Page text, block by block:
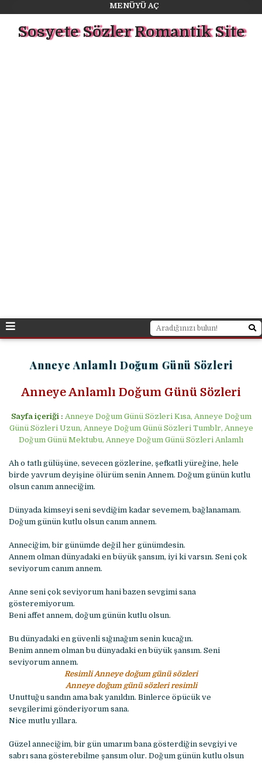
MENÜYÜ AÇ
Sosyete Sözler Romantik Site
Anneye Anlamlı Doğum Günü Sözleri
Anneye Anlamlı Doğum Günü Sözleri
Sayfa içeriği : Anneye Doğum Günü Sözleri Kısa, Anneye Doğum
Günü Sözleri Uzun, Anneye Doğum Günü Sözleri Tumblr, Anneye
Doğum Günü Mektubu, Anneye Doğum Günü Sözleri Anlamlı
Ah o tatlı gülüşüne, sevecen gözlerine, şefkatli yüreğine, hele
birde yavrum deyişine ölürüm senin Annem. Doğum günün kutlu
olsun canım anneciğim.
Dünyada kimseyi seni sevdiğim kadar sevemem, bağlanamam.
Doğum günün kutlu olsun canım annem.
Anneciğim, bir günümde değil her günümdesin.
Annem olman dünyadaki en büyük şansım, iyi ki varsın. Seni çok
seviyorum canım annem.
Anne seni çok seviyorum hani bazen sevgimi sana
gösteremiyorum.
Beni affet annem, doğum günün kutlu olsun.
Bu dünyadaki en güvenli sığınağım senin kucağın.
Benim annem olman bu dünyadaki en büyük şansım. Seni
seviyorum annem.
Resimli Anneye doğum günü sözleri
Anneye doğum günü sözleri resimli
Unuttuğu sandın ama bak yanıldın. Binlerce öpücük ve
sevgilerimi gönderiyorum sana.
Nice mutlu yıllara.
Güzel anneciğim, bir gün umarım bana gösterdiğin sevgiyi ve
sabrı sana gösterebilme şansım olur. Doğum günün kutlu olsun